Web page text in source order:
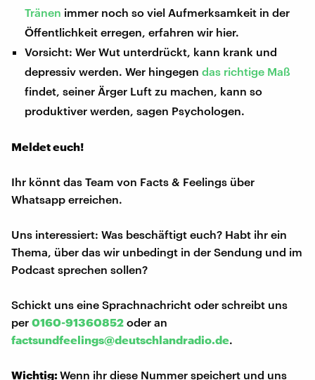
Tränen immer noch so viel Aufmerksamkeit in der
Öffentlichkeit erregen, erfahren wir hier.
Vorsicht: Wer Wut unterdrückt, kann krank und
depressiv werden. Wer hingegendas richtige Maß
findet, seiner Ärger Luft zu machen, kann so
produktiver werden, sagen Psychologen.
Meldet euch!
Ihr könnt das Team von Facts & Feelings über
Whatsapp erreichen.
Uns interessiert: Was beschäftigt euch? Habt ihr ein
Thema, über das wir unbedingt in der Sendung und im
Podcast sprechen sollen?
Schickt uns eine Sprachnachricht oder schreibt uns
per 0160-91360852 oder an
factsundfeelings@deutschlandradio.de.
Wichtig:Wenn ihr diese Nummer speichert und uns